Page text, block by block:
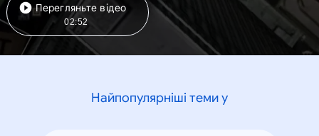
Перегляньте відео
02:52
Найпопулярніші теми у